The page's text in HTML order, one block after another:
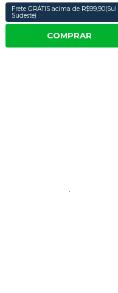
Frete GRÁTIS acima de R$99,90(Sul
Sudeste)
COMPRAR